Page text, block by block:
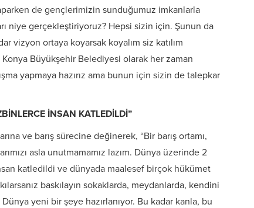
de gençlerimizin sunduğumuz imkanlarla
niye gerçekleştiriyoruz? Hepsi sizin için. Şunun da
vizyon ortaya koyarsak koyalım siz katılım
Büyükşehir Belediyesi olarak her zaman
yapmaya hazırız ama bunun için sizin de talepkar
İNSAN KATLEDİLDİ”
ve barış sürecine değinerek, “Bir barış ortamı,
asla unutmamamız lazım. Dünya üzerinde 2
katledildi ve dünyada maalesef birçok hükümet
baskılayın sokaklarda, meydanlarda, kendini
yeni bir şeye hazırlanıyor. Bu kadar kanla, bu